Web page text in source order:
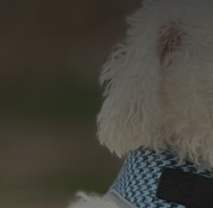
do nosso